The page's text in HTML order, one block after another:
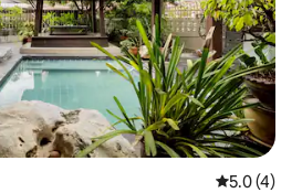
5 ರಲ್ಲಿ 5.0
5.0 (4)